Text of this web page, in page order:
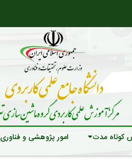
کوتاه مدت امور پژوهشی و فناوری